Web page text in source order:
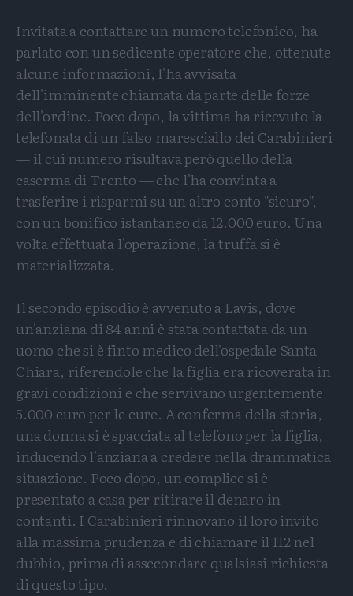
Invitata a contattare un numero telefonico, ha
parlato con un sedicente operatore che, ottenute
alcune informazioni, l'ha avvisata
dell'imminente chiamata da parte delle forze
dell'ordine. Poco dopo, la vittima ha ricevuto la
telefonata di un falso maresciallo dei Carabinieri
— il cui numero risultava però quello della
caserma di Trento — che l'ha convinta a
trasferire i risparmi su un altro conto "sicuro",
con un bonifico istantaneo da 12.000 euro. Una
volta effettuata l'operazione, la truffa si è
materializzata.
Il secondo episodio è avvenuto a Lavis, dove
un'anziana di 84 anni è stata contattata da un
uomo che si è finto medico dell'ospedale Santa
Chiara, riferendole che la figlia era ricoverata in
gravi condizioni e che servivano urgentemente
5.000 euro per le cure. A conferma della storia,
una donna si è spacciata al telefono per la figlia,
inducendo l'anziana a credere nella drammatica
situazione. Poco dopo, un complice si è
presentato a casa per ritirare il denaro in
contanti. I Carabinieri rinnovano il loro invito
alla massima prudenza e di chiamare il 112 nel
dubbio, prima di assecondare qualsiasi richiesta
di questo tipo.